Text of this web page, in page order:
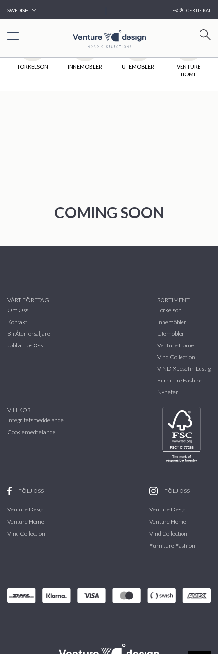
SWEDISH FSC® - CERTIFIKAT
HEM
TORKELSON INNEMÖBLER UTEMÖBLER
VENTURE
HOME
COMING SOON
VÅRT FÖRETAG
Om Oss
Kontakt
Bli Återförsäljare
Jobba Hos Oss
SORTIMENT
Torkelson
Innemöbler
Utemöbler
Venture Home
Vind Collection
VIND X Josefin Lustig
Furniture Fashion
Nyheter
VILLKOR
Integritetsmeddelande
Cookiemeddelande
- FÖLJ OSS
Venture Design
Venture Home
Vind Collection
- FÖLJ OSS
Venture Design
Venture Home
Vind Collection
Furniture Fashion